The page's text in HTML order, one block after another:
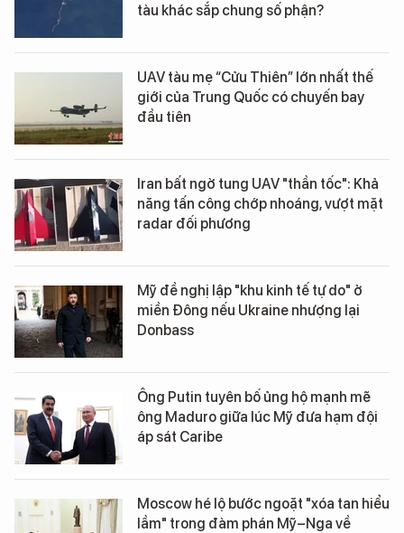
tàu khác sắp chung số phận?
UAV tàu mẹ “Cửu Thiên” lớn nhất thế
giới của Trung Quốc có chuyến bay
đầu tiên
Iran bất ngờ tung UAV "thần tốc": Khả
năng tấn công chớp nhoáng, vượt mặt
radar đối phương
Mỹ đề nghị lập "khu kinh tế tự do" ở
miền Đông nếu Ukraine nhượng lại
Donbass
Ông Putin tuyên bố ủng hộ mạnh mẽ
ông Maduro giữa lúc Mỹ đưa hạm đội
áp sát Caribe
Moscow hé lộ bước ngoặt "xóa tan hiểu
lầm" trong đàm phán Mỹ–Nga về